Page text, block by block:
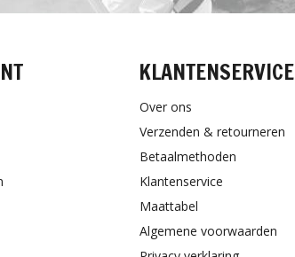
KLANTENSERVICE
Over ons
Verzenden & retourneren
Betaalmethoden
Klantenservice
Maattabel
Algemene voorwaarden